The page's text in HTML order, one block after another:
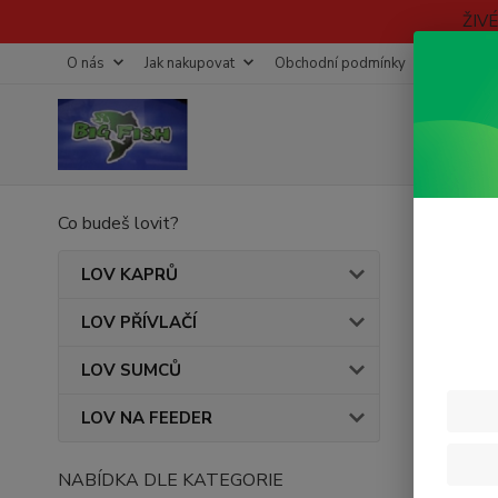
O nás Jak nakupovat Obchodní podmínky
Co budeš lovit?
LOV KAPRŮ
LOV PŘÍVLAČÍ
LOV SUMCŮ
LOV NA FEEDER
NABÍDKA DLE KATEGORIE